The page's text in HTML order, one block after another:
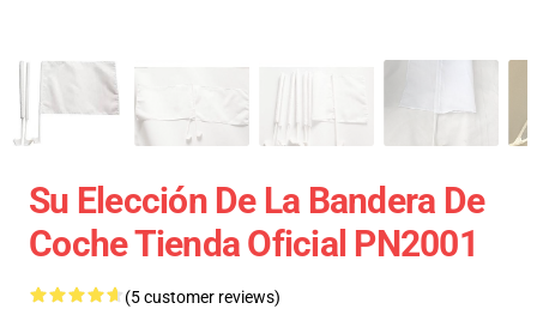
Su Elección De La Bandera De
Coche Tienda Oficial PN2001
(5 customer reviews)